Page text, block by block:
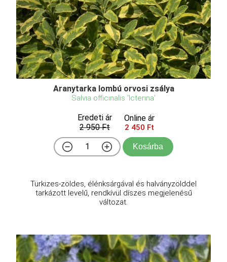
Aranytarka lombú orvosi zsálya
Salvia officinalis 'Icterina'
Eredeti ár
2 950 Ft
Online ár
2 450 Ft
Kosárba
Türkizes-zöldes, élénksárgával és halványzölddel
tarkázott levelű, rendkívül díszes megjelenésű
változat.